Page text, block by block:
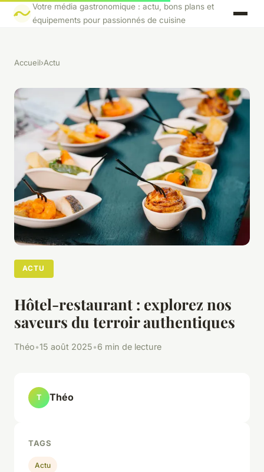
Votre média gastronomique : actu, bons plans et
équipements pour passionnés de cuisine
Accueil›Actu
ACTU
Hôtel-restaurant : explorez nos
saveurs du terroir authentiques
Théo•15 août 2025•6 min de lecture
T Théo
TAGS
Actu